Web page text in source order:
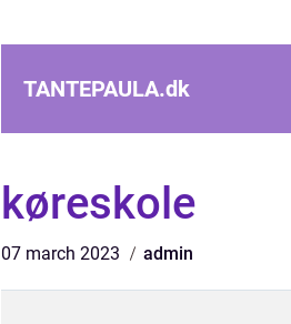
TANTEPAULA.dk
køreskole
07 march 2023 admin